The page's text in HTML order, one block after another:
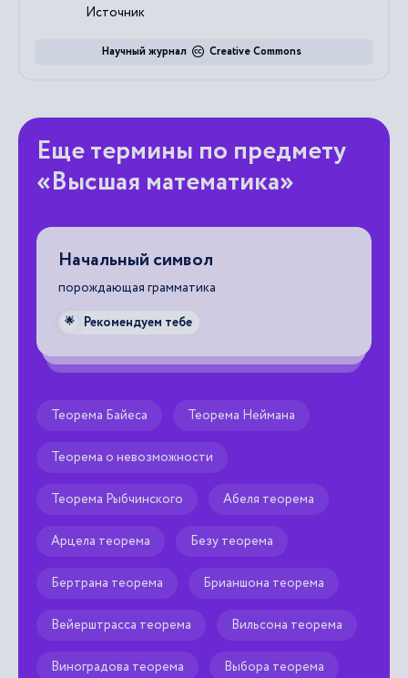
Источник
Creative Commons
Научный журнал
Еще термины по предмету
«Высшая математика»
Начальный символ
порождающая грамматика
🌟 Рекомендуем тебе
Теорема Байеса Теорема Неймана
Теорема о невозможности
Теорема Рыбчинского Абеля теорема
Арцела теорема Безу теорема
Бертрана теорема Брианшона теорема
Вейерштрасса теорема Вильсона теорема
Виноградова теорема Выбора теорема